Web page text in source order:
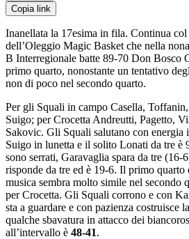
Copia link
Inanellata la 17esima in fila. Continua col
dell’Oleggio Magic Basket che nella
B Interregionale batte 89-70 Don Bosco
primo quarto, nonostante un tentativo
non di poco nel secondo quarto.
Per gli Squali in campo Casella,
Suigo; per Crocetta Andreutti, Pagetto,
Sakovic. Gli Squali salutano con energia
Suigo in lunetta e il solito Lonati da tre è
sono serrati, Garavaglia spara da tre (16-
risponde da tre ed è 19-6. Il primo quarto
musica sembra molto simile nel secondo
per Crocetta. Gli Squali corrono e con
sta a guardare e con pazienza costruisce
qualche sbavatura in attacco dei
all’intervallo è 48-41.